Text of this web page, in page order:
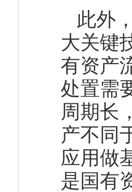
此外
大关键
有资产
处置需
周期长
产不同
应用做
是国有